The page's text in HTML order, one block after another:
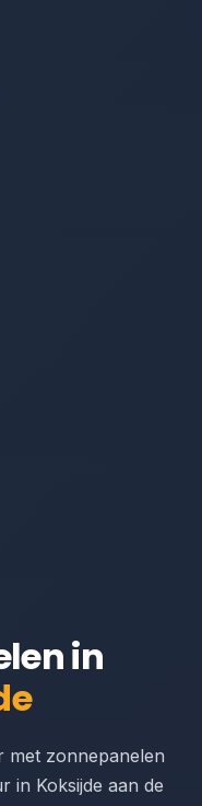
in
met zonnepanelen
in Koksijde aan de